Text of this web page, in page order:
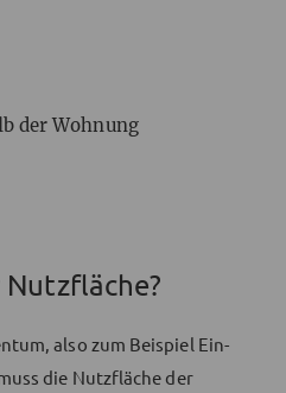
der Wohnung
also zum Beispiel Ein-
die Nutzfläche der